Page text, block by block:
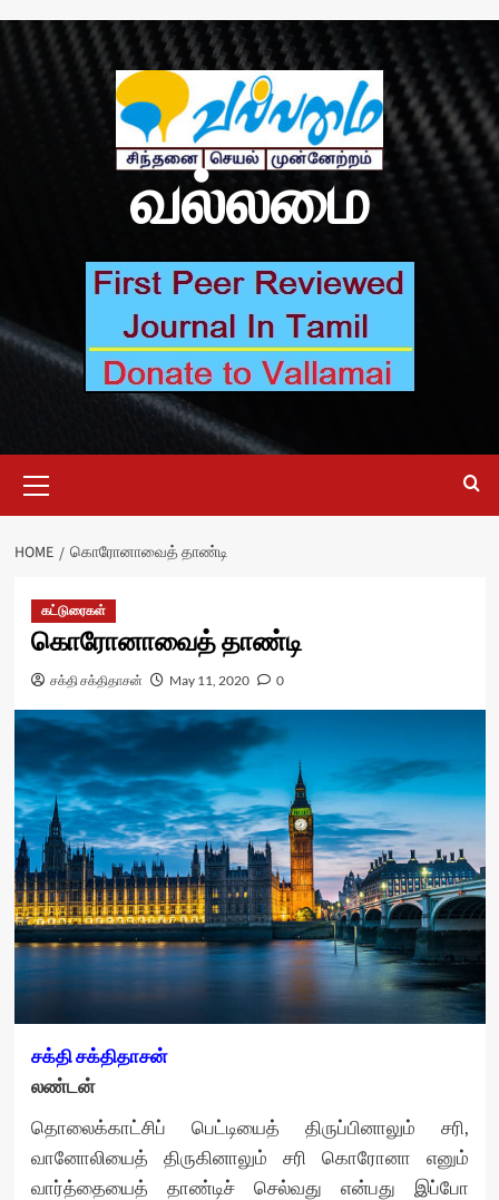
வல்லமை
Menu
HOME கொரோனாவைத் தாண்டி
கட்டுரைகள்
கொரோனாவைத் தாண்டி
சக்தி சக்திதாசன் May 11, 2020 0
சக்தி சக்திதாசன்
லண்டன்
தொலைக்காட்சிப் பெட்டியைத் திருப்பினாலும் சரி,
வானோலியைத் திருகினாலும் சரி கொரோனா எனும்
வார்த்தையைத் தாண்டிச் செல்வது என்பது இப்போ